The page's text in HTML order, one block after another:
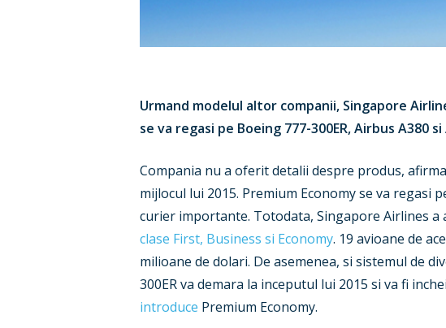
Urmand modelul altor companii, Singapore
se va regasi pe Boeing 777-300ER, Airbus A380 si
Compania nu a oferit detalii despre produs,
mijlocul lui 2015. Premium Economy se va
curier importante. Totodata, Singapore Airlines a
clase First, Business si Economy. 19 avioane de
milioane de dolari. De asemenea, si sistemul de
300ER va demara la inceputul lui 2015 si va fi
introduce Premium Economy.